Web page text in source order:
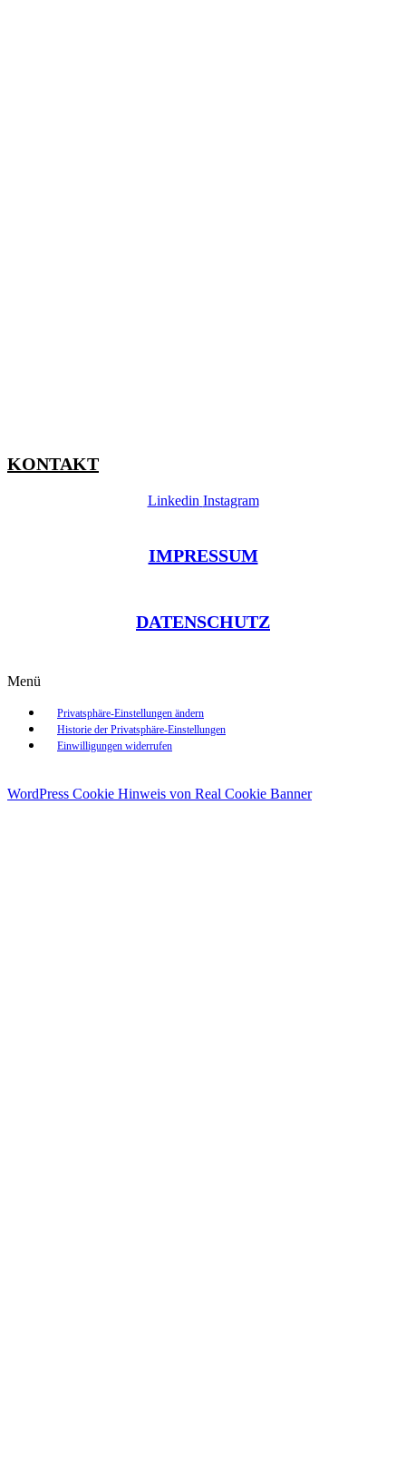
KONTAKT
Linkedin Instagram
IMPRESSUM
DATENSCHUTZ
Menü
Privatsphäre-Einstellungen ändern
Historie der Privatsphäre-Einstellungen
Einwilligungen widerrufen
WordPress Cookie Hinweis von Real Cookie Banner